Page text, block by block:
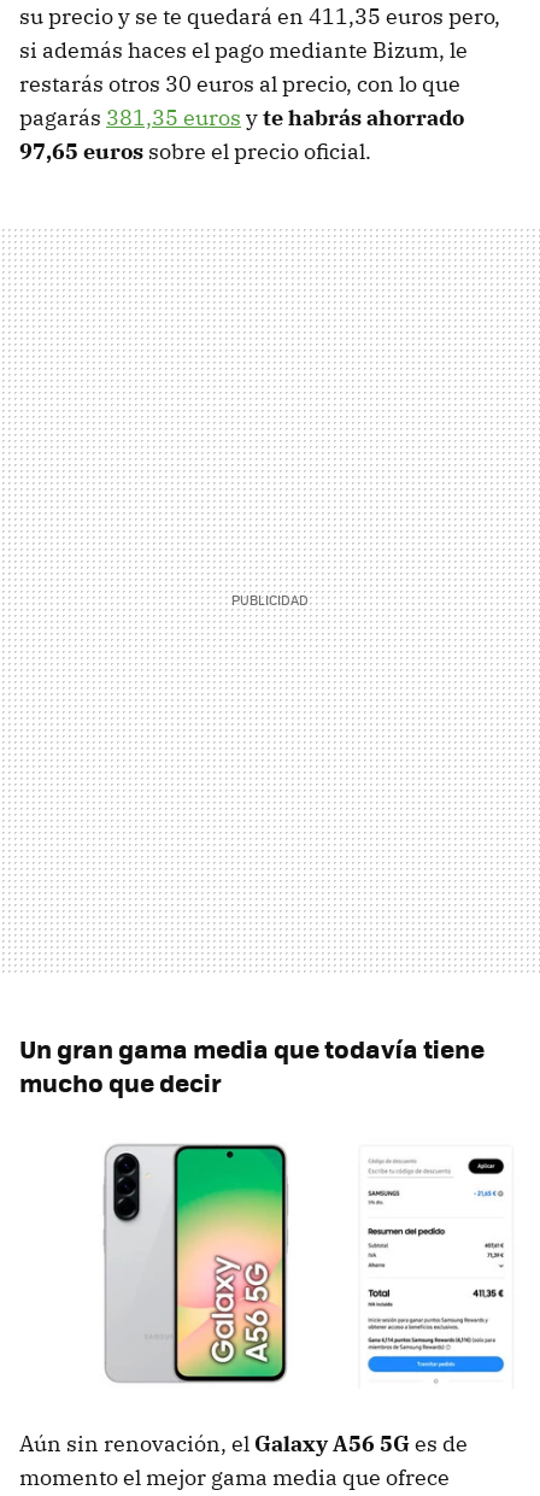
su precio y se te quedará en 411,35 euros pero,
si además haces el pago mediante Bizum, le
restarás otros 30 euros al precio, con lo que
pagarás 381,35 euros yte habrás ahorrado
97,65 euros sobre el precio oficial.
Un gran gama media que todavía tiene
mucho que decir
Aún sin renovación, el Galaxy A56 5Ges de
momento el mejor gama media que ofrece